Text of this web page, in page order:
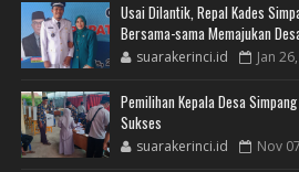
Usai Dilantik, Repal Kades
Bersama-sama Memajukan
suarakerinci.id Jan
Pemilihan Kepala Desa
Sukses
suarakerinci.id Nov